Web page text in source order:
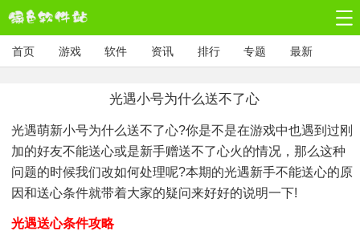
首页 游戏 软件 资讯 排行 专题 最新
光遇小号为什么送不了心
光遇萌新小号为什么送不了心?你是不是在游戏中也遇到过刚
加的好友不能送心或是新手赠送不了心火的情况，那么这种
问题的时候我们改如何处理呢?本期的光遇新手不能送心的原
因和送心条件就带着大家的疑问来好好的说明一下!
光遇送心条件攻略